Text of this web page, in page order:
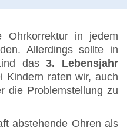
Ohrkorrektur in jedem
Allerdings sollte in
das3. Lebensjahr
Kindern raten wir, auch
die Problemstellung zu
abstehende Ohren als